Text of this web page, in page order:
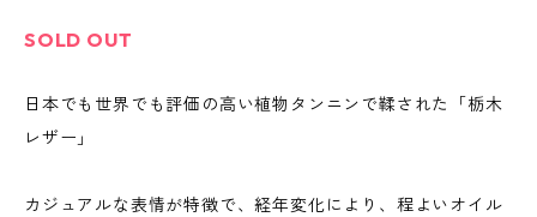
SOLD OUT
日本でも世界でも評価の高い植物タンニンで鞣された「栃木
レザー」
カジュアルな表情が特徴で、経年変化により、程よいオイル